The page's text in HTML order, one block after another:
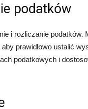
podatków
i rozliczanie
prawidłowo ustalić
podatkowych i